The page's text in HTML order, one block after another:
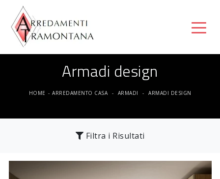
Armadi design
HOME - ARREDAMENTO CASA - ARMADI - ARMADI DESIGN
Filtra i Risultati